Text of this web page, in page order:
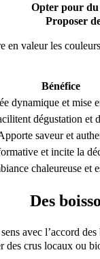
Opter pour
Proposer
valeur les
Bénéfice
dynamique et mise
dégustation et
saveur et
et incite la
chaleureuse et
Des
avec l’accord
crus locaux ou